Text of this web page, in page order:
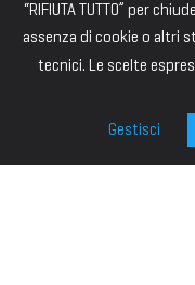
“RIFIUTA TUTTO” per
assenza di cookie o altri
tecnici. Le scelte
Gestisci